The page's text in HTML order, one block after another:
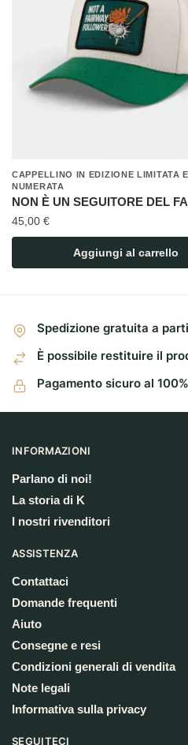
CAPPELLINO IN EDIZIONE LIMITATA E
NUMERATA
NON È UN SEGUITORE DEL
45,00 €
Aggiungi al carrello
Spedizione gratuita a
È possibile restituire il
Pagamento sicuro al 100%
INFORMAZIONI
Parlano di noi!
La storia di K
I nostri rivenditori
ASSISTENZA
Contattaci
Domande frequenti
Aiuto
Consegne e resi
Condizioni generali di vendita
Note legali
Informativa sulla privacy
SEGUITECI